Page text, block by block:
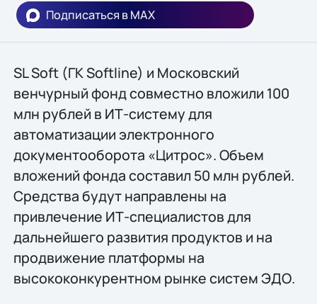
Подписаться в MAX
SL Soft (ГК Softline) и Московский
венчурный фонд совместно вложили 100
млн рублей в ИТ-систему для
автоматизации электронного
документооборота «Цитрос». Объем
вложений фонда составил 50 млн рублей.
Средства будут направлены на
привлечение ИТ-специалистов для
дальнейшего развития продуктов и на
продвижение платформы на
высококонкурентном рынке систем ЭДО.